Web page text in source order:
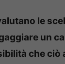
le
un
che ciò